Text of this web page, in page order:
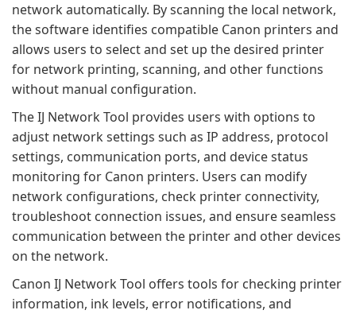
network automatically. By scanning the local network,
the software identifies compatible Canon printers and
allows users to select and set up the desired printer
for network printing, scanning, and other functions
without manual configuration.
The IJ Network Tool provides users with options to
adjust network settings such as IP address, protocol
settings, communication ports, and device status
monitoring for Canon printers. Users can modify
network configurations, check printer connectivity,
troubleshoot connection issues, and ensure seamless
communication between the printer and other devices
on the network.
Canon IJ Network Tool offers tools for checking printer
information, ink levels, error notifications, and